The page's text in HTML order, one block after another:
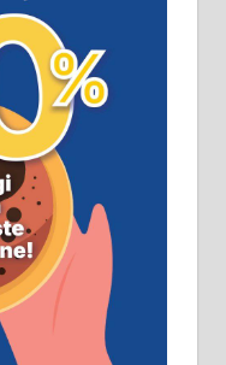
Рудник
20
радно
сличним
41-122 –